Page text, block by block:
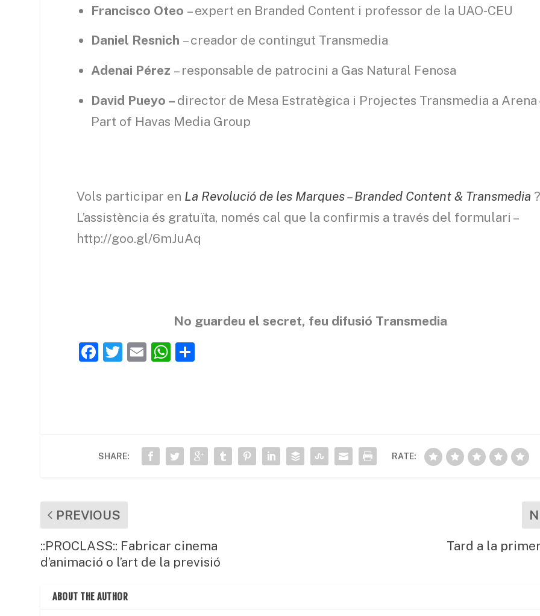
Francisco Oteo – expert en Branded Content i professor de la UAO-CEU
Daniel Resnich – creador de contingut Transmedia
Adenai Pérez – responsable de patrocini a Gas Natural Fenosa
David Pueyo – director de Mesa Estratègica i Projectes Transmedia a Arena
Part of Havas Media Group
Vols participar en La Revolució de les Marques – Branded Content & Transmedia
L’assistència és gratuïta, només cal que la confirmis a través del formulari –
http://goo.gl/6mJuAq
No guardeu el secret, feu difusió Transmedia
F
b
o
T
E
W
A
p
p
ar
te
ix
SHARE: RATE:
PREVIOUS
::PROCLASS:: Fabricar cinema
d’animació o l’art de la previsió
Tard a la
ABOUT THE AUTHOR